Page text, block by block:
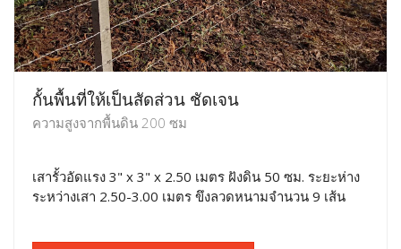
กั้นพื้นที่ให้เป็นสัดส่วน ชัดเจน
ความสูงจากพื้นดิน 200 ซม
เสารั้วอัดแรง 3" x 3" x 2.50 เมตร ฝังดิน 50 ซม. ระยะห่าง
ระหว่างเสา 2.50-3.00 เมตร ขึงลวดหนามจำนวน 9 เส้น